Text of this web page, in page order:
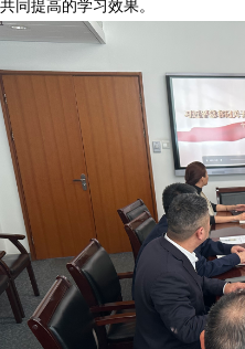
同提高的学习效果。